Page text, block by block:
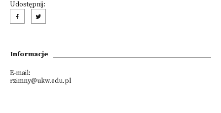
Udostępnij:
Informacje
E-mail:
rzimny@ukw.edu.pl